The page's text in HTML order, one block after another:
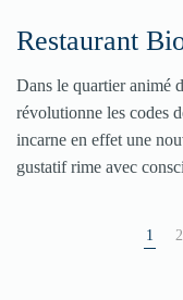
Restaurant
Dans le quartier animé
révolutionne les codes
incarne en effet une
gustatif rime avec
1 2